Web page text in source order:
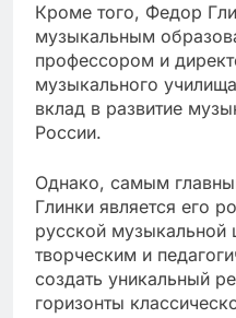
Кроме того, Федор
музыкальным
профессором и
музыкального
вклад в развитие
России.
Однако, самым
Глинки является его
русской
творческим и
создать уникальный
горизонты